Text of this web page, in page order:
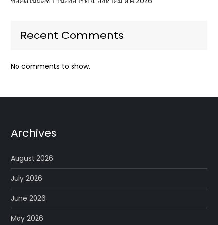
Recent Comments
No comments to show.
Archives
August 2026
July 2026
June 2026
May 2026